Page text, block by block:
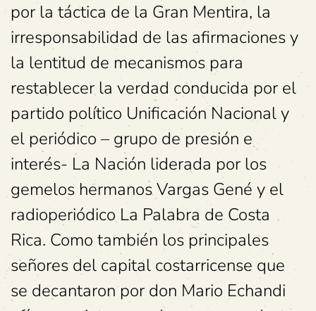
por la táctica de la Gran Mentira, la
irresponsabilidad de las afirmaciones y
la lentitud de mecanismos para
restablecer la verdad conducida por el
partido político Unificación Nacional y
el periódico – grupo de presión e
interés- La Nación liderada por los
gemelos hermanos Vargas Gené y el
radioperiódico La Palabra de Costa
Rica. Como también los principales
señores del capital costarricense que
se decantaron por don Mario Echandi